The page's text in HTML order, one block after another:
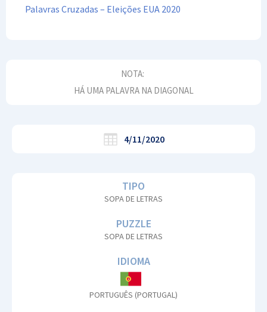
Palavras Cruzadas – Eleições EUA 2020
NOTA:
HÁ UMA PALAVRA NA DIAGONAL
4/11/2020
TIPO
SOPA DE LETRAS
PUZZLE
SOPA DE LETRAS
IDIOMA
PORTUGUÊS (PORTUGAL)